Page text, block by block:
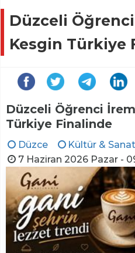
Düzceli
Kesgin Türkiye
Düzceli Öğrenci
Türkiye Finalinde
Düzce
Kültür & Sanat
7 Haziran 2026 Pazar -